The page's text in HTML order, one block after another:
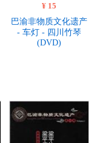
¥ 15
巴渝非物质文化遗产
- 车灯 - 四川竹琴
(DVD)